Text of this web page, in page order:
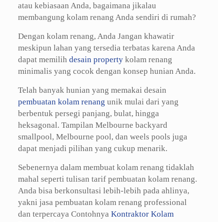
atau kebiasaan Anda, bagaimana jikalau
membangung kolam renang Anda sendiri di rumah?
Dengan kolam renang, Anda Jangan khawatir
meskipun lahan yang tersedia terbatas karena Anda
dapat memilih desain propertykolam renang
minimalis yang cocok dengan konsep hunian Anda.
Telah banyak hunian yang memakai desain
pembuatan kolam renang unik mulai dari yang
berbentuk persegi panjang, bulat, hingga
heksagonal. Tampilan Melbourne backyard
smallpool, Melbourne pool, dan weels pools juga
dapat menjadi pilihan yang cukup menarik.
Sebenernya dalam membuat kolam renang tidaklah
mahal seperti tulisan tarif pembuatan kolam renang.
Anda bisa berkonsultasi lebih-lebih pada ahlinya,
yakni jasa pembuatan kolam renang professional
dan terpercaya Contohnya Kontraktor Kolam